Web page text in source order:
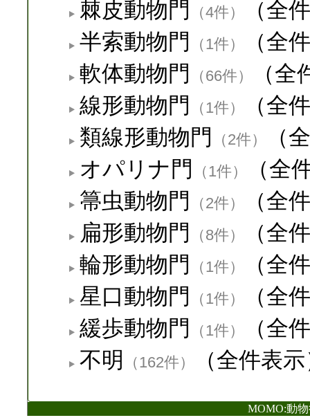
棘皮動物門
（4件）
（全
半索動物門
（1件）
（全
軟体動物門
（66件）
（
線形動物門
（1件）
（全
類線形動物門
（2件）
（
オパリナ門
（1件）
（全
箒虫動物門
（2件）
（全
扁形動物門
（8件）
（全
輪形動物門
（1件）
（全
星口動物門
（1件）
（全
緩歩動物門
（1件）
（全
不明
（162件） （全件表
MOMO:動